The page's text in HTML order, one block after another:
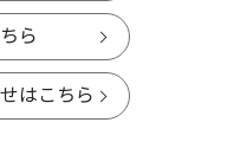
ら
はこちら